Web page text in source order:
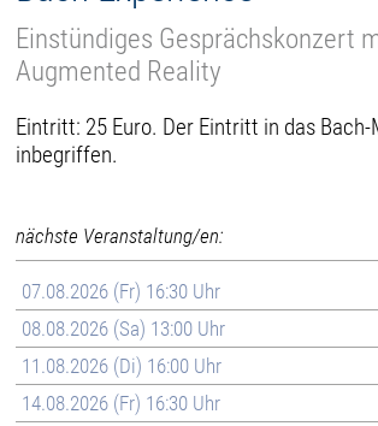
Einstündiges Gesprächskonzert
Augmented Reality
Eintritt: 25 Euro. Der Eintritt in das
inbegriffen.
nächste Veranstaltung/en:
07.08.2026 (Fr) 16:30 Uhr
08.08.2026 (Sa) 13:00 Uhr
11.08.2026 (Di) 16:00 Uhr
14.08.2026 (Fr) 16:30 Uhr